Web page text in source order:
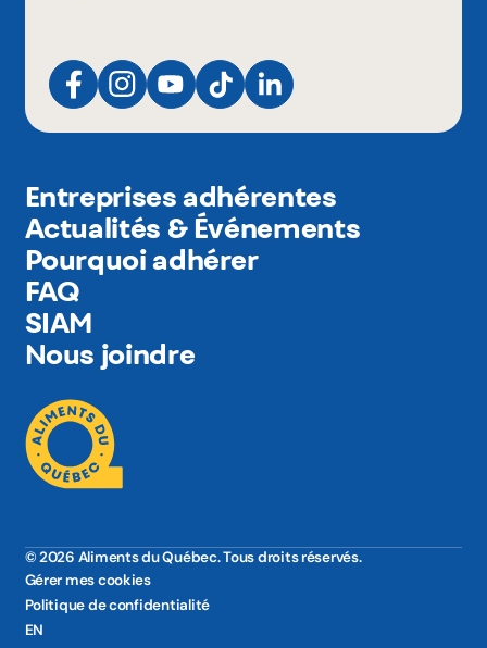
Entreprises adhérentes
Actualités & Événements
Pourquoi adhérer
FAQ
SIAM
Nous joindre
© 2026 Aliments du Québec. Tous droits réservés.
Gérer mes cookies
Politique de confidentialité
EN